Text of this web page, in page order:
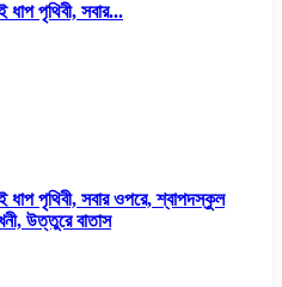
ধাপ পৃথিবী, সবার...
ধাপ পৃথিবী, সবার ওপরে, শ্বাপদস্কুল
উত্তুরে বাতাস